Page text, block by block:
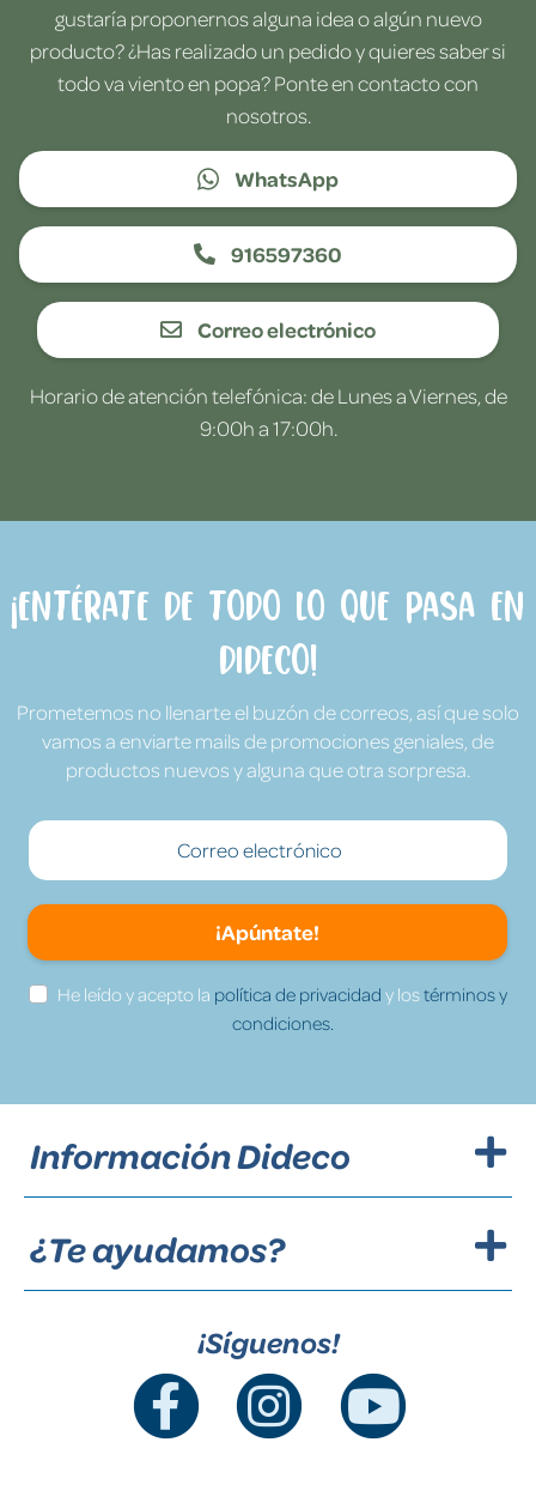
gustaría proponernos alguna idea o algún nuevo
producto? ¿Has realizado un pedido y quieres saber si
todo va viento en popa? Ponte en contacto con
nosotros.
WhatsApp
916597360
Correo electrónico
Horario de atención telefónica: de Lunes a Viernes, de
9:00h a 17:00h.
¡Entérate de todo lo que pasa en
Dideco!
Prometemos no llenarte el buzón de correos, así que solo
vamos a enviarte mails de promociones geniales, de
productos nuevos y alguna que otra sorpresa.
¡Apúntate!
He leído y acepto la política de privacidad y lostérminos y
condiciones.
Información Dideco
¿Te ayudamos?
¡Síguenos!